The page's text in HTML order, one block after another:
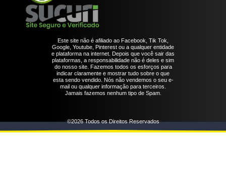
Este site não é afiliado ao Facebook, Tik Tok,
Google, Youtube, Pinterest ou a qualquer entidade
e plataforma na internet. Depois que você sair das
plataformas, a responsabilidade não é deles e sim
do nosso site. Fazemos todos os esforços para
indicar claramente e mostrar tudo sobre o que
esta sendo vendido. Nós não vendemos o seu e-
mail ou qualquer informação para terceiros.
Jamais fazemos nenhum tipo de Spam.
©2026 Todos os Direitos Reservados